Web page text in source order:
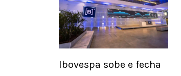
Ibovespa sobe e fecha